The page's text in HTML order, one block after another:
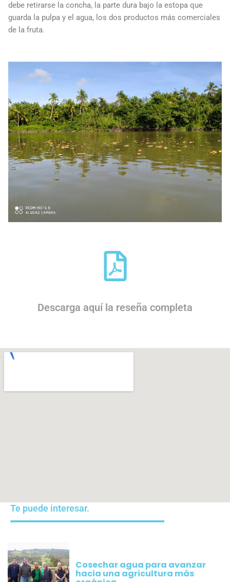
debe retirarse la concha, la parte dura bajo la estopa que
guarda la pulpa y el agua, los dos productos más comerciales
de la fruta.
Descarga aquí la reseña completa
Te puede interesar.
Cosechar agua para avanzar
hacia una agricultura más